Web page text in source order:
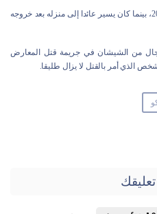
واغتيل نيمتسوف بالرصاص، في فبراير 2015، بينما كان يسير عائدا إلى منزله بعد خروجه
السلطات الروسية، في 2017، 5 رجال من الشيشان في جريمة قتل المعارض
الذي أمر بالقتل لا يزال طليقا.